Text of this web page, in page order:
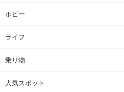
ホビー
ライフ
乗り物
人気スポット